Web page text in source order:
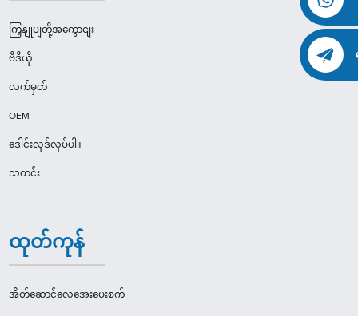
ကြှနျုပျတို့အကွောငျး
ဗီဒီယို
လက်မှတ်
OEM
ဒေါင်းလုဒ်လုပ်ပါ။
သတင်း
ထုတ်ကုန်
အိတ်ဆောင်လေအေးပေးစက်